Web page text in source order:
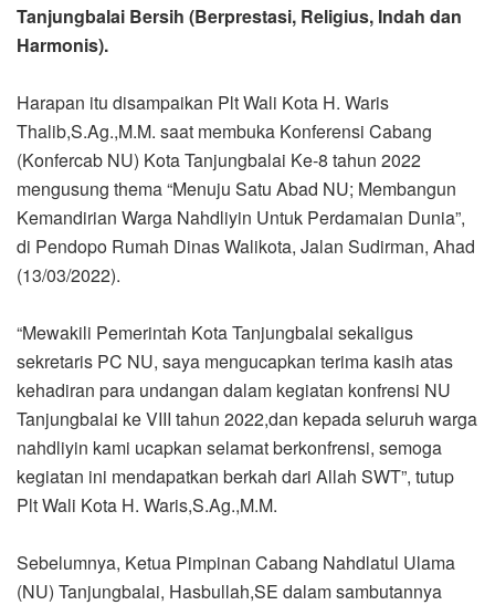
Tanjungbalai Bersih (Berprestasi, Religius, Indah dan
Harmonis).
Harapan itu disampaikan Plt Wali Kota H. Waris
Thalib,S.Ag.,M.M. saat membuka Konferensi Cabang
(Konfercab NU) Kota Tanjungbalai Ke-8 tahun 2022
mengusung thema “Menuju Satu Abad NU; Membangun
Kemandirian Warga Nahdliyin Untuk Perdamaian Dunia”,
di Pendopo Rumah Dinas Walikota, Jalan Sudirman, Ahad
(13/03/2022).
“Mewakili Pemerintah Kota Tanjungbalai sekaligus
sekretaris PC NU, saya mengucapkan terima kasih atas
kehadiran para undangan dalam kegiatan konfrensi NU
Tanjungbalai ke VIII tahun 2022,dan kepada seluruh warga
nahdliyin kami ucapkan selamat berkonfrensi, semoga
kegiatan ini mendapatkan berkah dari Allah SWT”, tutup
Plt Wali Kota H. Waris,S.Ag.,M.M.
Sebelumnya, Ketua Pimpinan Cabang Nahdlatul Ulama
(NU) Tanjungbalai, Hasbullah,SE dalam sambutannya